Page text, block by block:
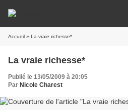
Accueil » La vraie richesse*
La vraie richesse*
Publié le 13/05/2009 à 20:05
Par Nicole Charest